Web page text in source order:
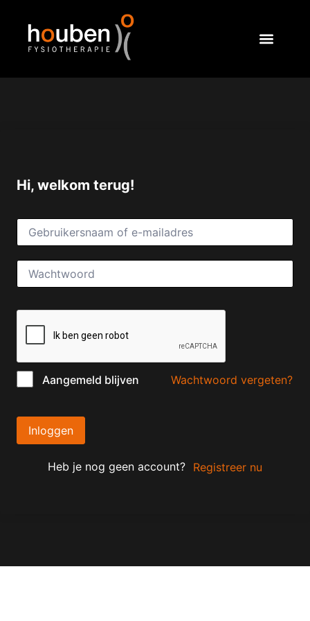
Hi, welkom terug!
Aangemeld blijven Wachtwoord vergeten?
Inloggen
Heb je nog geen account? Registreer nu